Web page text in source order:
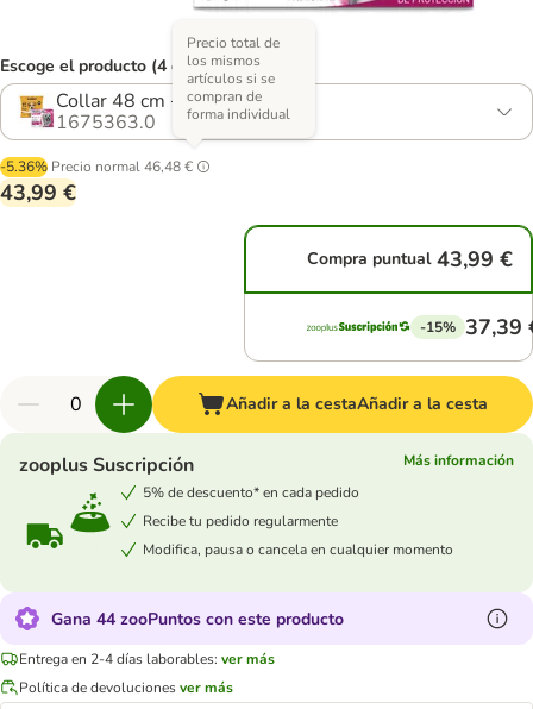
Escoge el producto (4 opciones)
Collar 48 cm + pipetas 2-5 kg
1675363.0
-5.36% Precio normal46,48 €
Precio total de
los mismos
artículos si se
compran de
forma individual
43,99 €
Compra puntual 43,99 €
-15% 37,39
Añadir a la cestaAñadir a la cesta
zooplus Suscripción
Más información
5% de descuento* en cada pedido
Recibe tu pedido regularmente
Modifica, pausa o cancela en cualquier momento
Gana 44 zooPuntos con este producto
Entrega en 2-4 días laborables: ver más
Política de devolucionesver más